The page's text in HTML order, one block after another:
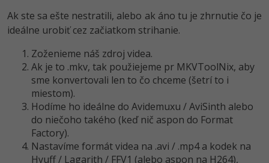
Ak ste sa ešte nestratili, alebo ak áno tu je zhrnutie čo je
ideálne urobiť cez začiatkom strihanie.
Zoženieme náš zdroj videa.
Ak je to .mkv, tak použiejeme pr MKVToolNix, aby
sme konvertovali len to čo chceme (šetrí to i
miestom).
Hodíme ho ideálne do Avidemuxu / AviSinth alebo
do niečoho takého (keď nič aspon do Format
Factory).
Nastavíme formát videa na .avi / .mp4 a kodek na
Hyuff / Lagarith / FFV1 (alebo aspon na H264),